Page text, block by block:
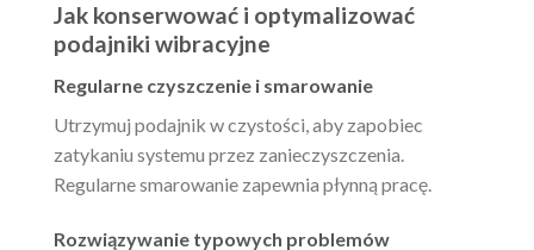
Jak konserwować i optymalizować
podajniki wibracyjne
Regularne czyszczenie i smarowanie
Utrzymuj podajnik w czystości, aby zapobiec
zatykaniu systemu przez zanieczyszczenia.
Regularne smarowanie zapewnia płynną pracę.
Rozwiązywanie typowych problemów